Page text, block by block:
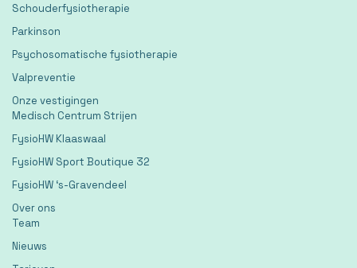
Schouderfysiotherapie
Parkinson
Psychosomatische fysiotherapie
Valpreventie
Onze vestigingen
Medisch Centrum Strijen
FysioHW Klaaswaal
FysioHW Sport Boutique 32
FysioHW ‘s-Gravendeel
Over ons
Team
Nieuws